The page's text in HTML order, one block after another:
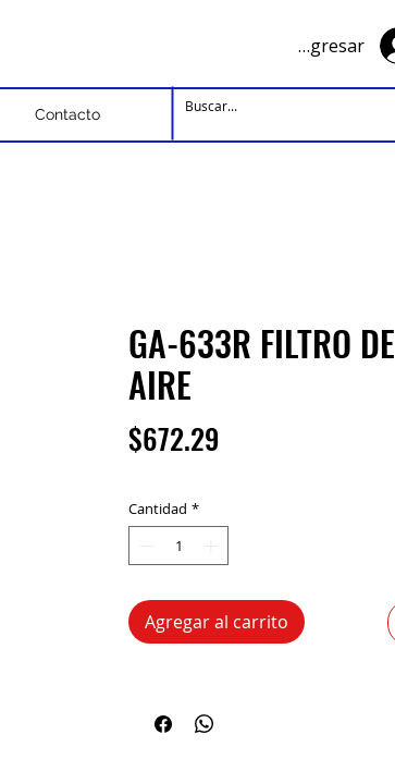
Ingresar
Contacto
GA-633R FILTRO DE
AIRE
$672.29
Cantidad *
Agregar al carrito